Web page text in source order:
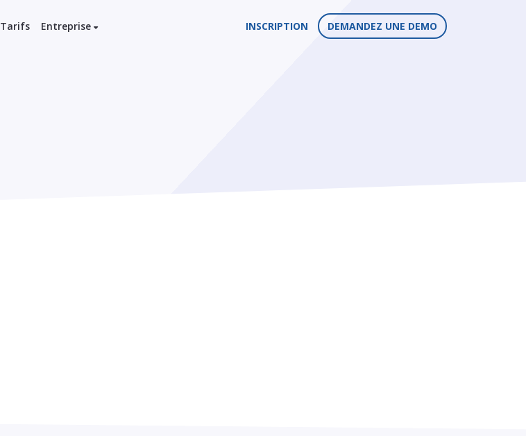
Tarifs Entreprise INSCRIPTION DEMANDEZ UNE DEMO